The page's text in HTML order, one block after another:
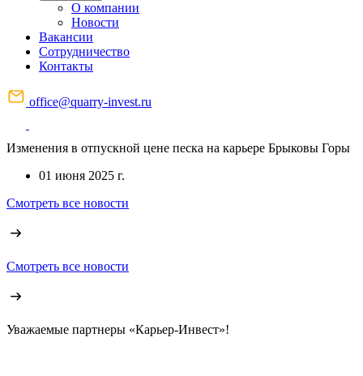
О компании
Новости
Вакансии
Сотрудничество
Контакты
office@quarry-invest.ru
Изменения в отпускной цене песка на карьере Брыковы Горы
01 июня 2025 г.
Смотреть все новости
Смотреть все новости
Уважаемые партнеры «Карьер-Инвест»!